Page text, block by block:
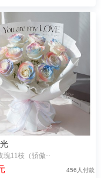
瑰11枝（骄傲··
456人付款